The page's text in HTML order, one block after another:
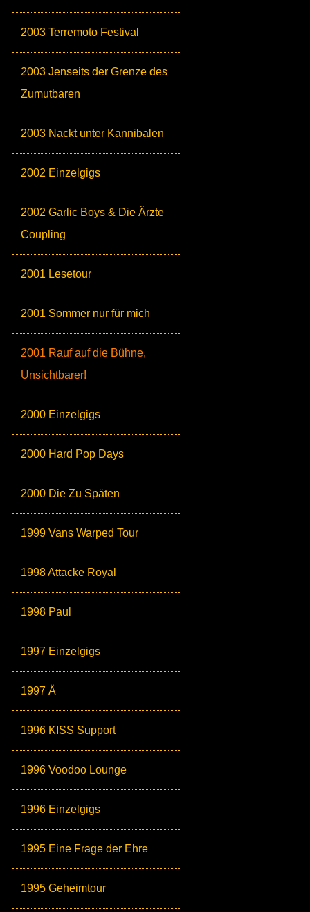
2003 Terremoto Festival
2003 Jenseits der Grenze des
Zumutbaren
2003 Nackt unter Kannibalen
2002 Einzelgigs
2002 Garlic Boys & Die Ärzte
Coupling
2001 Lesetour
2001 Sommer nur für mich
2001 Rauf auf die Bühne,
Unsichtbarer!
2000 Einzelgigs
2000 Hard Pop Days
2000 Die Zu Späten
1999 Vans Warped Tour
1998 Attacke Royal
1998 Paul
1997 Einzelgigs
1997 Ä
1996 KISS Support
1996 Voodoo Lounge
1996 Einzelgigs
1995 Eine Frage der Ehre
1995 Geheimtour